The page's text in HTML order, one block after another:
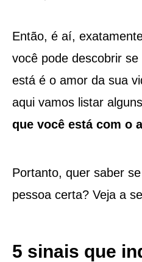
Então, é aí,
você pode descobrir
está é o amor da sua
aqui vamos listar alguns
que você está com o
Portanto, quer saber
pessoa certa? Veja a
5 sinais que